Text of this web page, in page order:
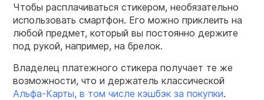
Чтобы расплачиваться стикером, необязательно
использовать смартфон. Его можно приклеить на
любой предмет, который вы постоянно держите
под рукой, например, на брелок.
Владелец платежного стикера получает те же
возможности, что и держатель классической
Альфа-Карты, в том числе кэшбэк за покупки.